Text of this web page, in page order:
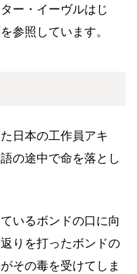
ー・イーヴルはじ
参照しています。
日本の工作員アキ
の途中で命を落とし
いるボンドの口に向
りを打ったボンドの
その毒を受けてしま